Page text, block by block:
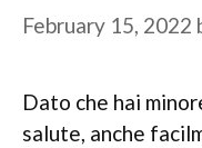
February 15, 2022
Dato che hai
salute, anche